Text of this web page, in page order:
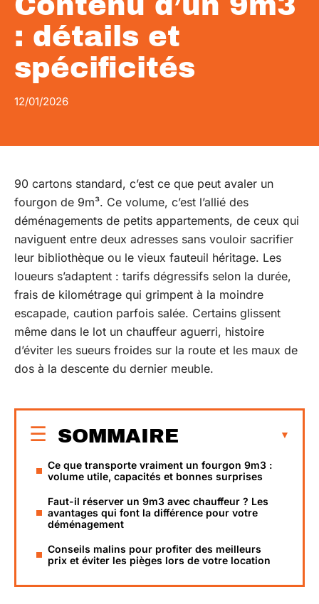
: détails et
spécificités
12/01/2026
90 cartons standard, c’est ce que peut avaler un
fourgon de 9m³. Ce volume, c’est l’allié des
déménagements de petits appartements, de ceux qui
naviguent entre deux adresses sans vouloir sacrifier
leur bibliothèque ou le vieux fauteuil héritage. Les
loueurs s’adaptent : tarifs dégressifs selon la durée,
frais de kilométrage qui grimpent à la moindre
escapade, caution parfois salée. Certains glissent
même dans le lot un chauffeur aguerri, histoire
d’éviter les sueurs froides sur la route et les maux de
dos à la descente du dernier meuble.
SOMMAIRE
Ce que transporte vraiment un fourgon 9m3 :
volume utile, capacités et bonnes surprises
Faut-il réserver un 9m3 avec chauffeur ? Les
avantages qui font la différence pour votre
déménagement
Conseils malins pour profiter des meilleurs
prix et éviter les pièges lors de votre location